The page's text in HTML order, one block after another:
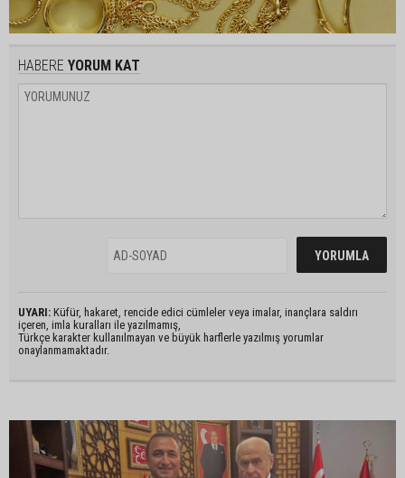
HABERE YORUM KAT
UYARI: Küfür, hakaret, rencide edici cümleler veya imalar, inançlara saldırı
içeren, imla kuralları ile yazılmamış,
Türkçe karakter kullanılmayan ve büyük harflerle yazılmış yorumlar
onaylanmamaktadır.